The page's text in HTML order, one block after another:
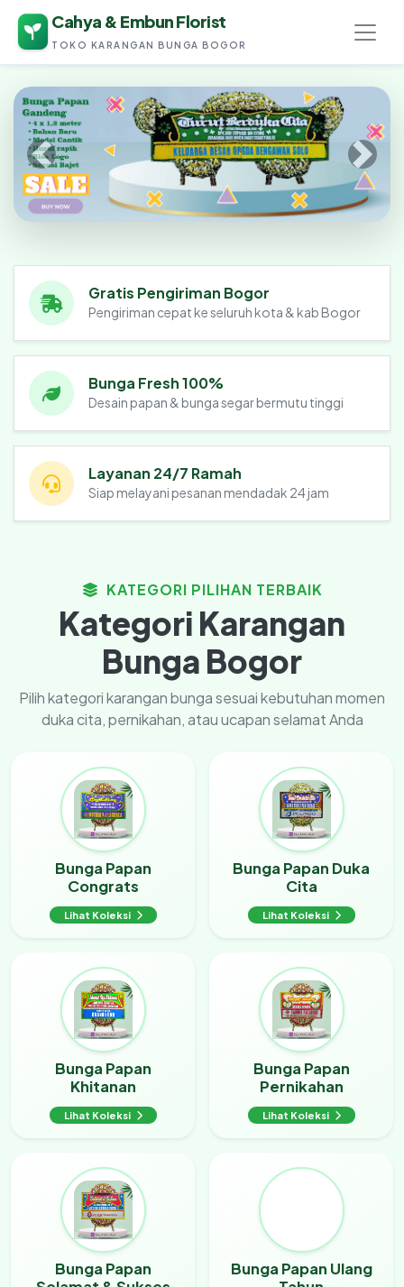
Cahya & Embun Florist
TOKO KARANGAN BUNGA BOGOR
Cahya & Embun
Gratis Pengiriman Bogor
Pengiriman cepat ke seluruh kota & kab Bogor
Bunga Fresh 100%
Desain papan & bunga segar bermutu tinggi
Layanan 24/7 Ramah
Siap melayani pesanan mendadak 24 jam
KATEGORI PILIHAN TERBAIK
Kategori Karangan
Bunga Bogor
Pilih kategori karangan bunga sesuai kebutuhan momen
duka cita, pernikahan, atau ucapan selamat Anda
Bunga Papan
Congrats
Lihat Koleksi
Bunga Papan Duka
Cita
Lihat Koleksi
Bunga Papan
Khitanan
Lihat Koleksi
Bunga Papan
Pernikahan
Lihat Koleksi
Bunga Papan
Bunga Papan Ulang